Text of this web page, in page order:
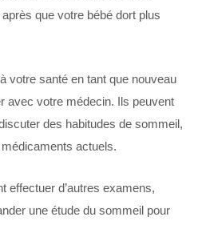
que votre bébé dort plus
votre santé en tant que nouveau
avec votre médecin. Ils peuvent
des habitudes de sommeil,
actuels.
effectuer d’autres examens,
une étude du sommeil pour